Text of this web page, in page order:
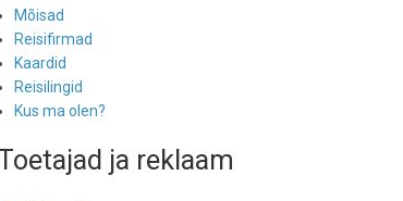
Mõisad
Reisifirmad
Kaardid
Reisilingid
Kus ma olen?
ja reklaam